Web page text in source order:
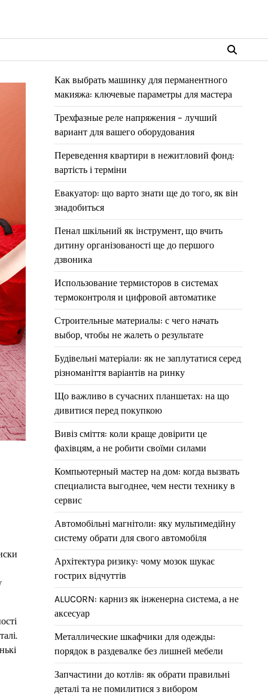
Как выбрать машинку для перманентного
макияжа: ключевые параметры для мастера
Трехфазные реле напряжения – лучший
вариант для вашего оборудования
Переведення квартири в нежитловий фонд:
вартість і терміни
Евакуатор: що варто знати ще до того, як він
знадобиться
Пенал шкільний як інструмент, що вчить
дитину організованості ще до першого
дзвоника
Использование термисторов в системах
термоконтроля и цифровой автоматике
Строительные материалы: с чего начать
выбор, чтобы не жалеть о результате
Будівельні матеріали: як не заплутатися серед
різноманіття варіантів на ринку
Що важливо в сучасних планшетах: на що
дивитися перед покупкою
Вивіз сміття: коли краще довірити це
фахівцям, а не робити своїми силами
Компьютерный мастер на дом: когда вызвать
специалиста выгоднее, чем нести технику в
сервис
Автомобільні магнітоли: яку мультимедійну
систему обрати для свого автомобіля
Архітектура ризику: чому мозок шукає
гострих відчуттів
ALUCORN: карниз як інженерна система, а не
аксесуар
Металлические шкафчики для одежды:
порядок в раздевалке без лишней мебели
Запчастини до котлів: як обрати правильні
деталі та не помилитися з вибором